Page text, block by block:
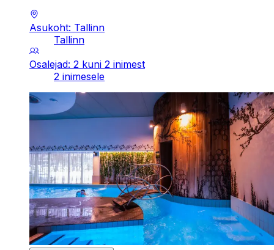
Asukoht: Tallinn
Tallinn
Osalejad: 2 kuni 2 inimest
2 inimesele